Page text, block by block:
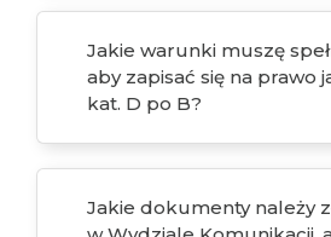
Jakie warunki muszę
aby zapisać się na prawo
kat. D po B?
Jakie dokumenty należy